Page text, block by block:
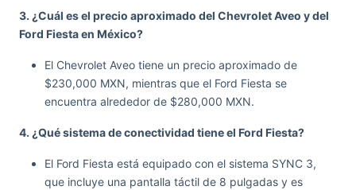
3. ¿Cuál es el precio aproximado del Chevrolet Aveo y del
Ford Fiesta en México?
El Chevrolet Aveo tiene un precio aproximado de
$230,000 MXN, mientras que el Ford Fiesta se
encuentra alrededor de $280,000 MXN.
4. ¿Qué sistema de conectividad tiene el Ford Fiesta?
El Ford Fiesta está equipado con el sistema SYNC 3,
que incluye una pantalla táctil de 8 pulgadas y es